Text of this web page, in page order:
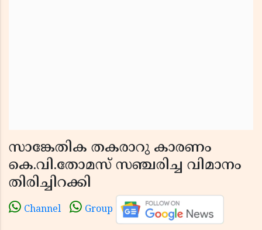
സാങ്കേതിക തകരാറു കാരണം
കെ.വി.തോമസ് സഞ്ചരിച്ച വിമാനം
തിരിച്ചിറക്കി
Channel Group